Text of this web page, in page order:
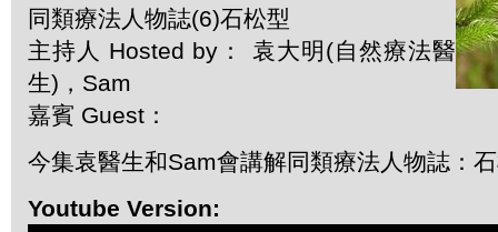
同類療法人物誌(6)石松型
主持人 Hosted by： 袁大明(自然療法醫
生)，Sam
嘉賓 Guest：
今集袁醫生和Sam會講解同類療法人物誌：
Youtube Version: